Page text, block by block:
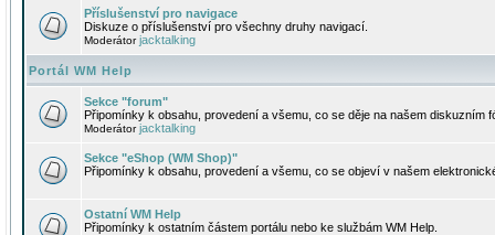
Příslušenství pro navigace
Diskuze o příslušenství pro všechny druhy navigací.
Moderátorjacktalking
Portál WM Help
Sekce "forum"
Připomínky k obsahu, provedení a všemu, co se děje na našem diskuzním
Moderátorjacktalking
Sekce "eShop (WM Shop)"
Připomínky k obsahu, provedení a všemu, co se objeví v našem
Ostatní WM Help
Připomínky k ostatním částem portálu nebo ke službám WM Help.